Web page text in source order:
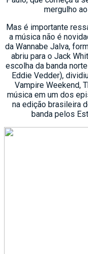
mergulho
Mas é importante
a música não é
da Wannabe Jalva,
abriu para o Jack
escolha da banda
Eddie Vedder),
Vampire Weekend,
música em um dos
na edição brasileira
banda pelos